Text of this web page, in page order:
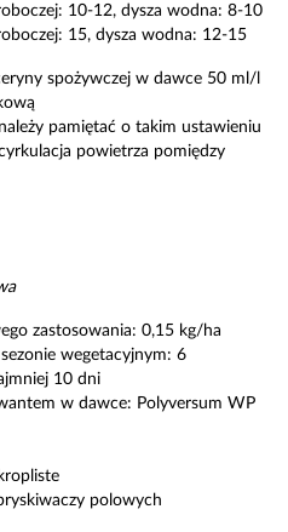
10-12, dysza wodna: 8-10
15, dysza wodna: 12-15
spożywczej w dawce 50 ml/l
pamiętać o takim ustawieniu
powietrza pomiędzy
zastosowania: 0,15 kg/ha
wegetacyjnym: 6
10 dni
w dawce: Polyversum WP
polowych